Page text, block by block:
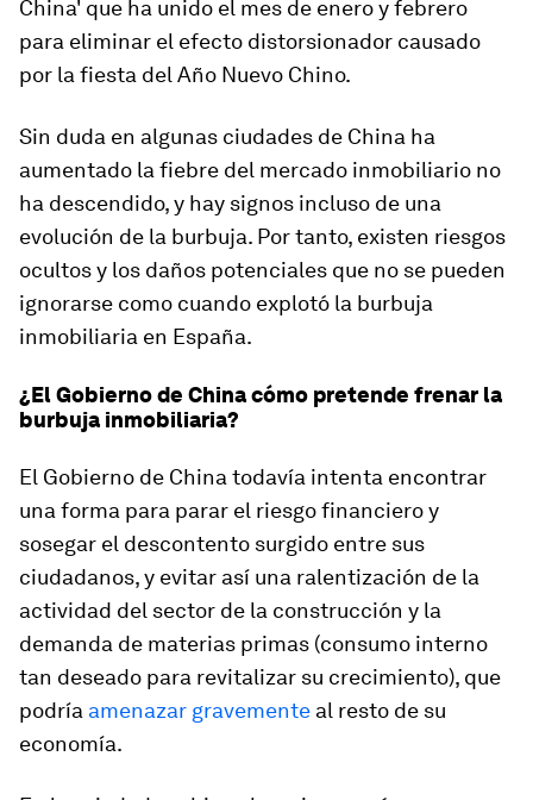
China' que ha unido el mes de enero y febrero
para eliminar el efecto distorsionador causado
por la fiesta del Año Nuevo Chino.
Sin duda en algunas ciudades de China ha
aumentado la fiebre del mercado inmobiliario no
ha descendido, y hay signos incluso de una
evolución de la burbuja. Por tanto, existen riesgos
ocultos y los daños potenciales que no se pueden
ignorarse como cuando explotó la burbuja
inmobiliaria en España.
¿El Gobierno de China cómo pretende frenar la
burbuja inmobiliaria?
El Gobierno de China todavía intenta encontrar
una forma para parar el riesgo financiero y
sosegar el descontento surgido entre sus
ciudadanos, y evitar así una ralentización de la
actividad del sector de la construcción y la
demanda de materias primas (consumo interno
tan deseado para revitalizar su crecimiento), que
podría amenazar gravemente al resto de su
economía.